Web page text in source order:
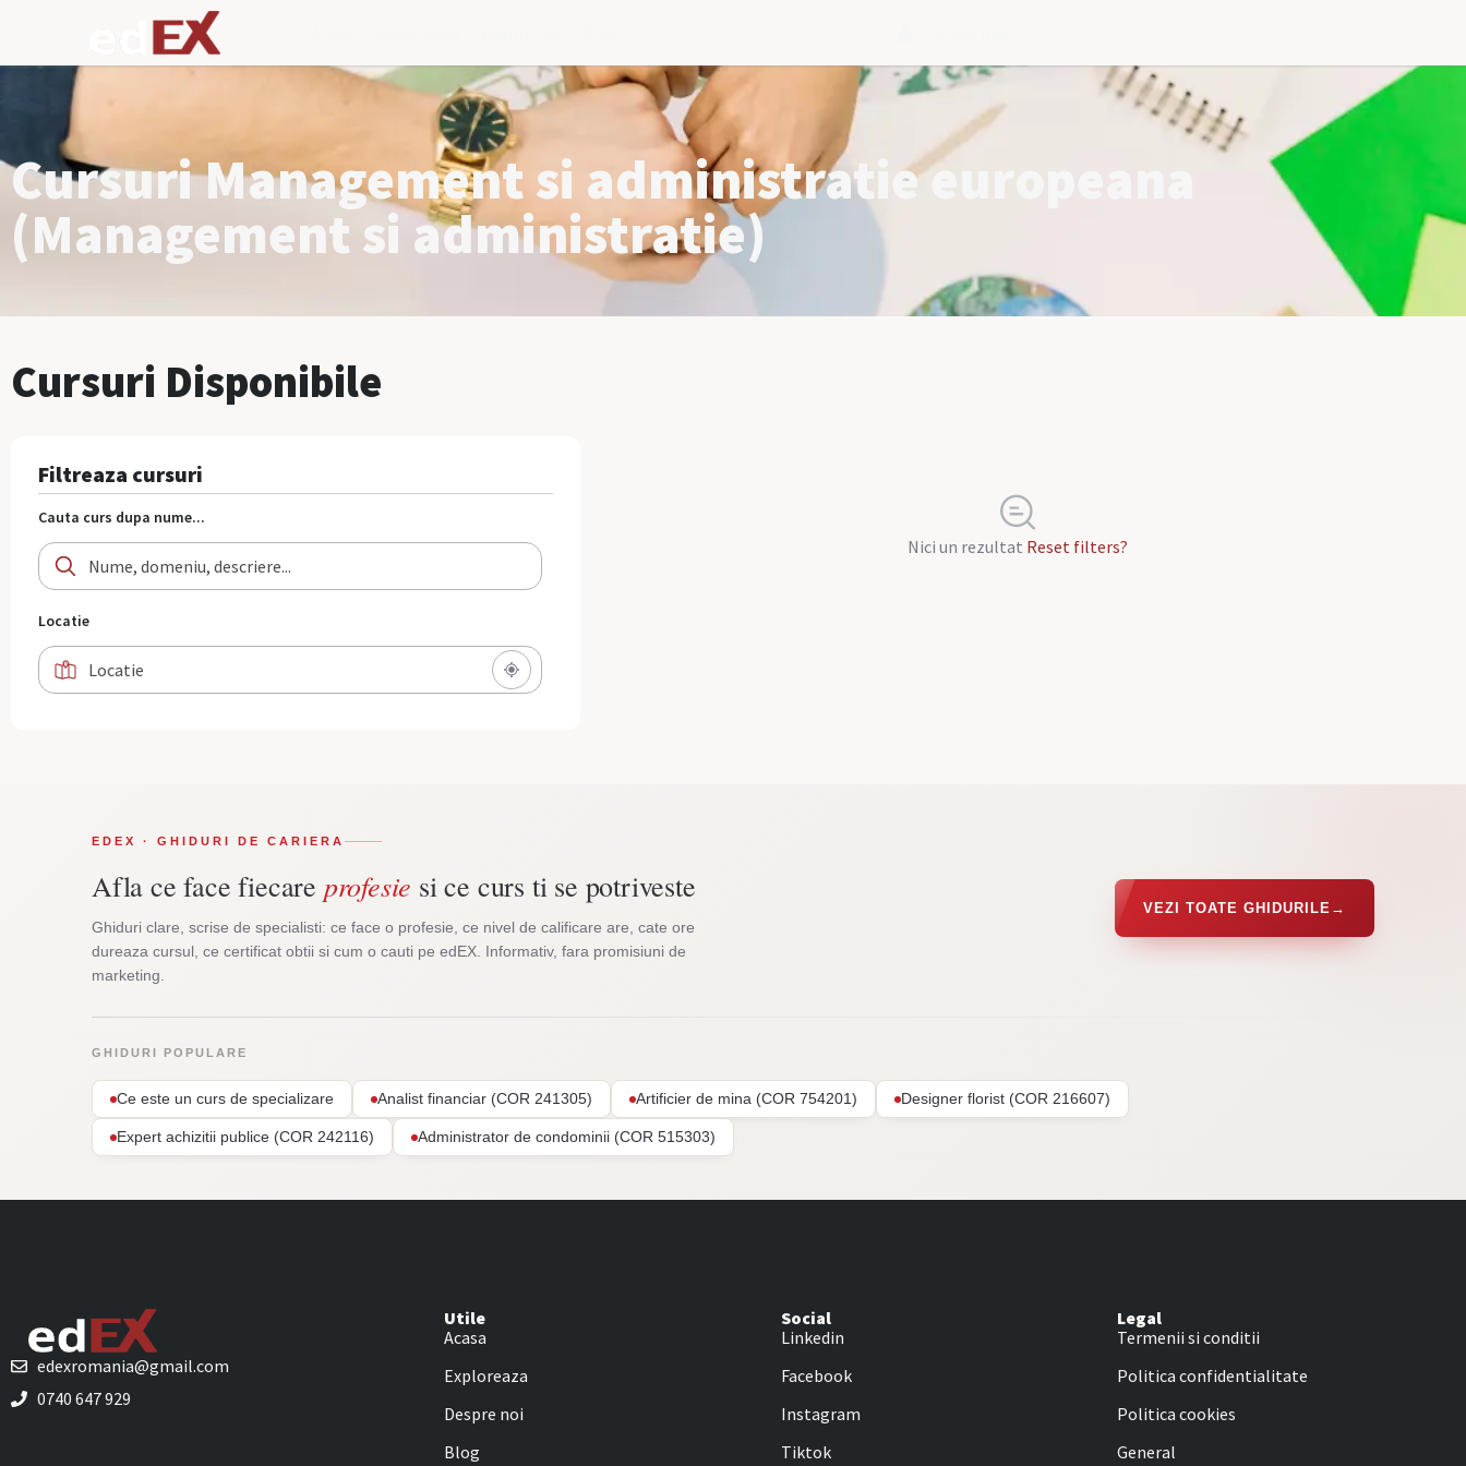
Cursuri Management si administratie europeana
(Management si administratie)
Cursuri Disponibile
Filtreaza cursuri
Cauta curs dupa nume...
Locatie
Nici un rezultat Reset filters?
EDEX · GHIDURI DE CARIERA
Afla ce face fiecare profesie si ce curs ti se potriveste
Ghiduri clare, scrise de specialisti: ce face o profesie, ce nivel de calificare are, cate ore
dureaza cursul, ce certificat obtii si cum o cauti pe edEX. Informativ, fara promisiuni de
marketing.
VEZI TOATE GHIDURILE →
GHIDURI POPULARE
Ce este un curs de specializare Analist financiar (COR 241305) Artificier de mina (COR 754201) Designer florist (COR 216607)
Expert achizitii publice (COR 242116) Administrator de condominii (COR 515303)
edexromania@gmail.com
0740 647 929
Utile
Acasa
Exploreaza
Despre noi
Blog
Social
Linkedin
Facebook
Instagram
Tiktok
Legal
Termenii si conditii
Politica confidentialitate
Politica cookies
General